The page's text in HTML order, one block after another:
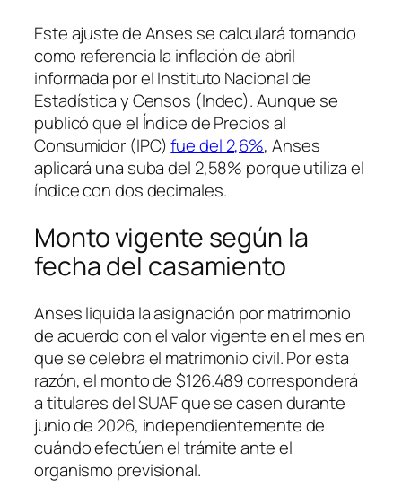
Este ajuste de Anses se calculará tomando
como referencia la inflación de abril
informada por el Instituto Nacional de
Estadística y Censos (Indec). Aunque se
publicó que el Índice de Precios al
Consumidor (IPC)fue del 2,6%, Anses
aplicará una suba del 2,58% porque utiliza el
índice con dos decimales.
Monto vigente según la
fecha del casamiento
Anses liquida la asignación por matrimonio
de acuerdo con el valor vigente en el mes en
que se celebra el matrimonio civil. Por esta
razón, el monto de $126.489 corresponderá
a titulares del SUAF que se casen durante
junio de 2026, independientemente de
cuándo efectúen el trámite ante el
organismo previsional.